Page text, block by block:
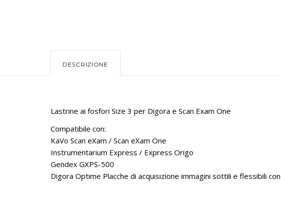
DESCRIZIONE
Lastrine ai fosfori Size 3 per Digora e Scan Exam One
Compatibile con:
KaVo Scan eXam / Scan eXam One
Instrumentarium Express / Express Origo
Gendex GXPS-500
Digora Optime Placche di acquisizione immagini sottili e flessibili